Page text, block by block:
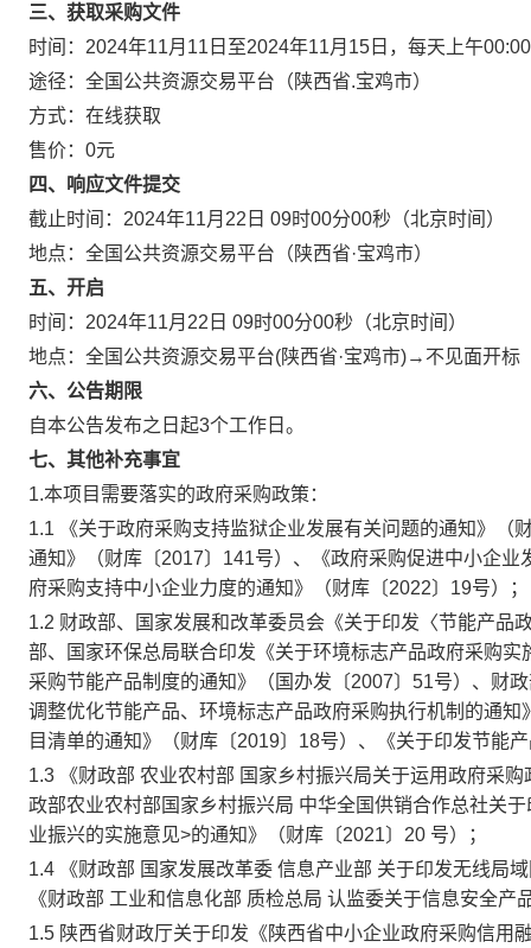
三、获取采购文件
时间： 2024年11月11日 至2024年11月15日 ，每天上午
途径： 全国公共资源交易平台（陕西省.宝鸡市）
方式： 在线获取
售价： 0元
四、响应文件提交
截止时间： 2024年11月22日 09时00分00秒 （北京时间）
地点： 全国公共资源交易平台（陕西省·宝鸡市）
五、开启
时间： 2024年11月22日 09时00分00秒 （北京时间）
地点： 全国公共资源交易平台(陕西省·宝鸡市)→不见面开标
六、公告期限
自本公告发布之日起3个工作日。
七、其他补充事宜
1.本项目需要落实的政府采购政策：
1.1 《关于政府采购支持监狱企业发展有关问题的通知》（
通知》（财库〔2017〕141号）、《政府采购促进中小企
府采购支持中小企业力度的通知》（财库〔2022〕19号）；
1.2 财政部、国家发展和改革委员会《关于印发〈节能产品
部、国家环保总局联合印发《关于环境标志产品政府采购
采购节能产品制度的通知》（国办发〔2007〕51号）、财
调整优化节能产品、环境标志产品政府采购执行机制的通
目清单的通知》（财库〔2019〕18号）、《关于印发节能
1.3 《财政部 农业农村部 国家乡村振兴局关于运用政府采
政部农业农村部国家乡村振兴局 中华全国供销合作总社关
业振兴的实施意见>的通知》（财库〔2021〕20 号）；
1.4 《财政部 国家发展改革委 信息产业部 关于印发无线局
《财政部 工业和信息化部 质检总局 认监委关于信息安全
1.5 陕西省财政厅关于印发《陕西省中小企业政府采购信用